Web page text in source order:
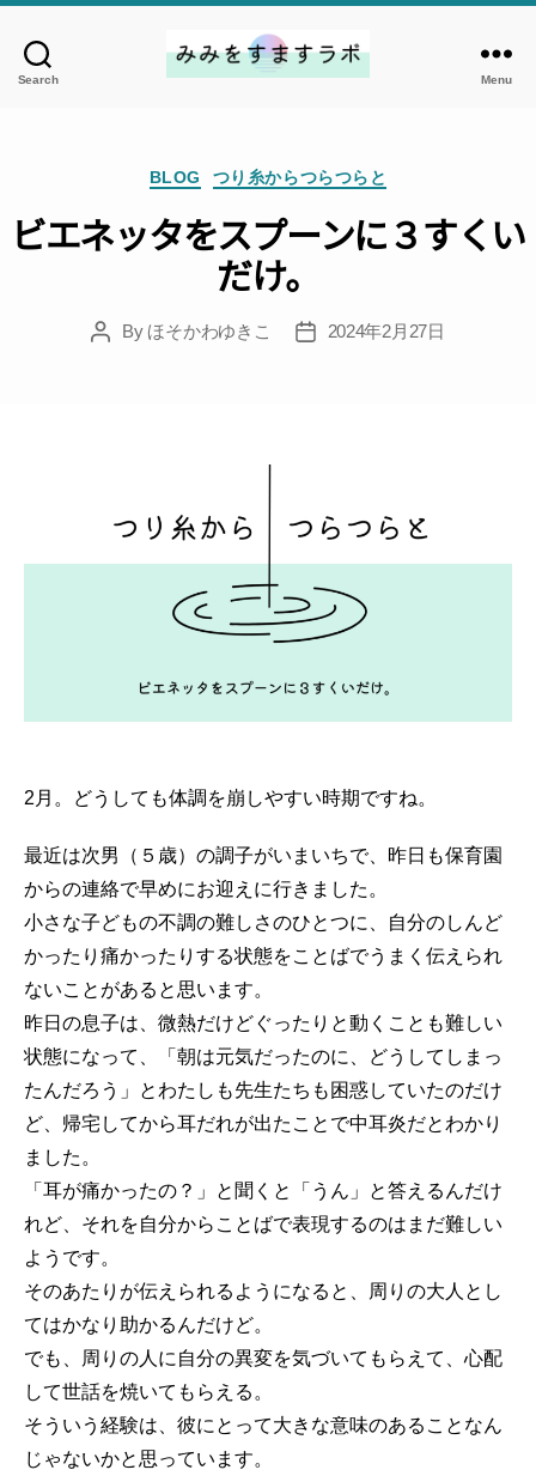
Search
す
す
ラ
ボ
Menu
Categories
BLOG つり糸からつらつらと
ビエネッタをスプーンに３すくい
だけ。
PostBy ほそかわゆきこ
Post2024年2月27日
2月。どうしても体調を崩しやすい時期ですね。
最近は次男（５歳）の調子がいまいちで、昨日も保育園
からの連絡で早めにお迎えに行きました。
小さな子どもの不調の難しさのひとつに、自分のしんど
かったり痛かったりする状態をことばでうまく伝えられ
ないことがあると思います。
昨日の息子は、微熱だけどぐったりと動くことも難しい
状態になって、「朝は元気だったのに、どうしてしまっ
たんだろう」とわたしも先生たちも困惑していたのだけ
ど、帰宅してから耳だれが出たことで中耳炎だとわかり
ました。
「耳が痛かったの？」と聞くと「うん」と答えるんだけ
れど、それを自分からことばで表現するのはまだ難しい
ようです。
そのあたりが伝えられるようになると、周りの大人とし
てはかなり助かるんだけど。
でも、周りの人に自分の異変を気づいてもらえて、心配
して世話を焼いてもらえる。
そういう経験は、彼にとって大きな意味のあることなん
じゃないかと思っています。